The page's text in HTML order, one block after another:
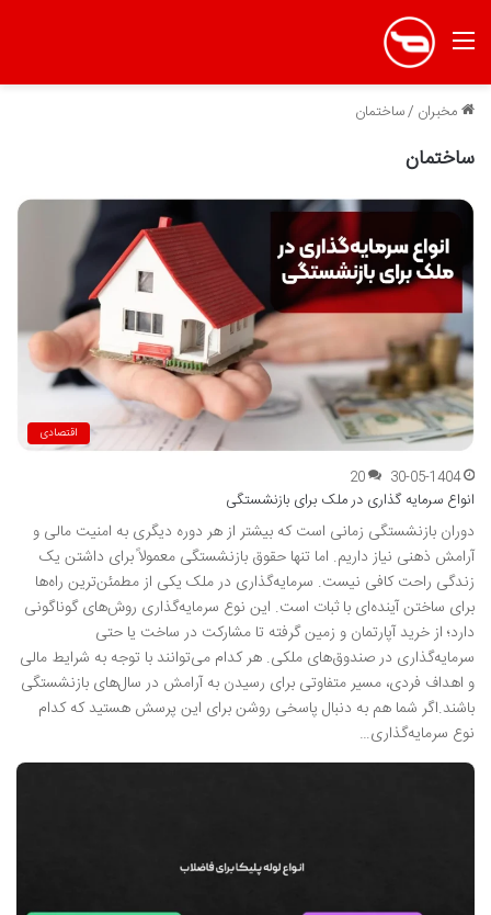
منو
مخبران /ساختمان
ساختمان
اقتصادی
30-05-1404
20
انواع سرمایه گذاری در ملک برای بازنشستگی
دوران بازنشستگی زمانی است که بیشتر از هر دوره دیگری به امنیت مالی و
آرامش ذهنی نیاز داریم. اما تنها حقوق بازنشستگی معمولاً برای داشتن یک
زندگی راحت کافی نیست. سرمایه‌گذاری در ملک یکی از مطمئن‌ترین راه‌ها
برای ساختن آینده‌ای با ثبات است. این نوع سرمایه‌گذاری روش‌های گوناگونی
دارد؛ از خرید آپارتمان و زمین گرفته تا مشارکت در ساخت یا حتی
سرمایه‌گذاری در صندوق‌های ملکی. هر کدام می‌توانند با توجه به شرایط مالی
و اهداف فردی، مسیر متفاوتی برای رسیدن به آرامش در سال‌های بازنشستگی
باشند.اگر شما هم به دنبال پاسخی روشن برای این پرسش هستید که کدام
نوع سرمایه‌گذاری…